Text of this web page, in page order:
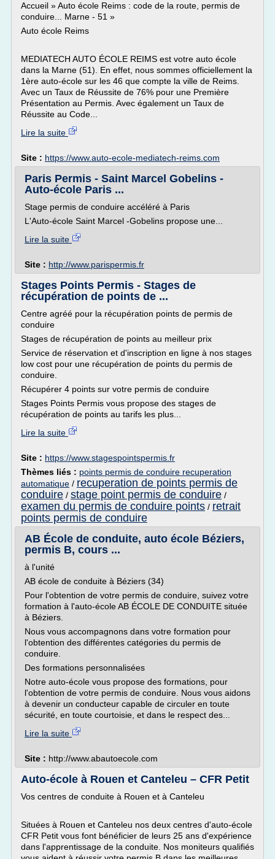
Accueil » Auto école Reims : code de la route, permis de
conduire... Marne - 51 »
Auto école Reims
MEDIATECH AUTO ÉCOLE REIMS est votre auto école
dans la Marne (51). En effet, nous sommes officiellement la
1ère auto-école sur les 46 que compte la ville de Reims.
Avec un Taux de Réussite de 76% pour une Première
Présentation au Permis. Avec également un Taux de
Réussite au Code...
Lire la suite
Site : https://www.auto-ecole-mediatech-reims.com
Paris Permis - Saint Marcel Gobelins -
Auto-école Paris ...
Stage permis de conduire accéléré à Paris
L'Auto-école Saint Marcel -Gobelins propose une...
Lire la suite
Site : http://www.parispermis.fr
Stages Points Permis - Stages de
récupération de points de ...
Centre agréé pour la récupération points de permis de
conduire
Stages de récupération de points au meilleur prix
Service de réservation et d'inscription en ligne à nos stages
low cost pour une récupération de points du permis de
conduire.
Récupérer 4 points sur votre permis de conduire
Stages Points Permis vous propose des stages de
récupération de points au tarifs les plus...
Lire la suite
Site : https://www.stagespointspermis.fr
Thèmes liés : points permis de conduire recuperation
automatique / recuperation de points permis de
conduire / stage point permis de conduire /
examen du permis de conduire points / retrait
points permis de conduire
AB École de conduite, auto école Béziers,
permis B, cours ...
à l'unité
AB école de conduite à Béziers (34)
Pour l'obtention de votre permis de conduire, suivez votre
formation à l'auto-école AB ÉCOLE DE CONDUITE située
à Béziers.
Nous vous accompagnons dans votre formation pour
l'obtention des différentes catégories du permis de
conduire.
Des formations personnalisées
Notre auto-école vous propose des formations, pour
l'obtention de votre permis de conduire. Nous vous aidons
à devenir un conducteur capable de circuler en toute
sécurité, en toute courtoisie, et dans le respect des...
Lire la suite
Site : http://www.abautoecole.com
Auto-école à Rouen et Canteleu – CFR Petit
Vos centres de conduite à Rouen et à Canteleu
Situées à Rouen et Canteleu nos deux centres d'auto-école
CFR Petit vous font bénéficier de leurs 25 ans d'expérience
dans l'apprentissage de la conduite. Nos moniteurs qualifiés